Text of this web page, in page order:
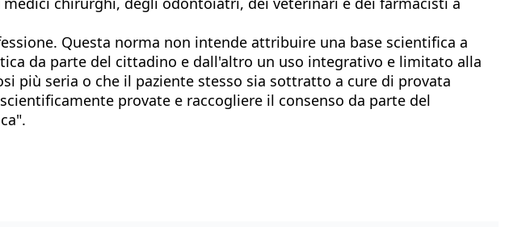
Questa norma non intende attribuire una base scientifica a
da parte del cittadino e dall'altro un uso integrativo e limitato alla
più seria o che il paziente stesso sia sottratto a cure di provata
provate e raccogliere il consenso da parte del